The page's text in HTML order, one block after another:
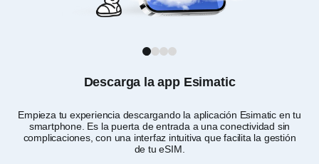
Descarga la app Esimatic
Empieza tu experiencia descargando la aplicación Esimatic en tu
smartphone. Es la puerta de entrada a una conectividad sin
complicaciones, con una interfaz intuitiva que facilita la gestión
de tu eSIM.
1